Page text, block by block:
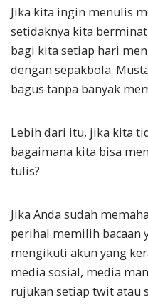
Jika kita ingin menulis
setidaknya kita
bagi kita setiap hari
dengan sepakbola.
bagus tanpa banyak
Lebih dari itu, jika kita
bagaimana kita bisa
tulis?
Jika Anda sudah
perihal memilih bacaan
mengikuti akun yang
media sosial, media
rujukan setiap twit atau